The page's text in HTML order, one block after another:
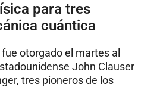
para tres
cuántica
otorgado el martes al
John Clauser
tres pioneros de los